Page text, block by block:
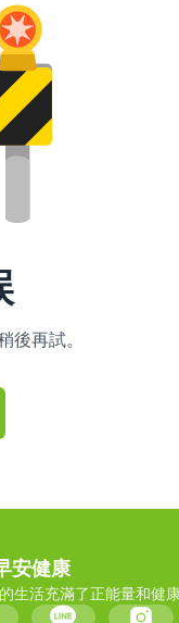
再試。
安健康
生活充滿了正能量和健